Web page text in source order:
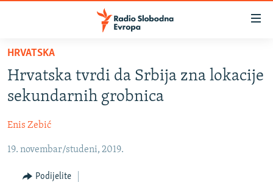
Pređite
glavni
sadržaj
na
navigaciju
Pređite
BOSNA I HERCEGOVINA
KOSOVO
CRNA GORA
VIZUELNO
HRVATSKA
Hrvatska tvrdi da Srbija zna lokacije
sekundarnih grobnica
Enis Zebić
19. novembar/studeni, 2019.
Podijelite